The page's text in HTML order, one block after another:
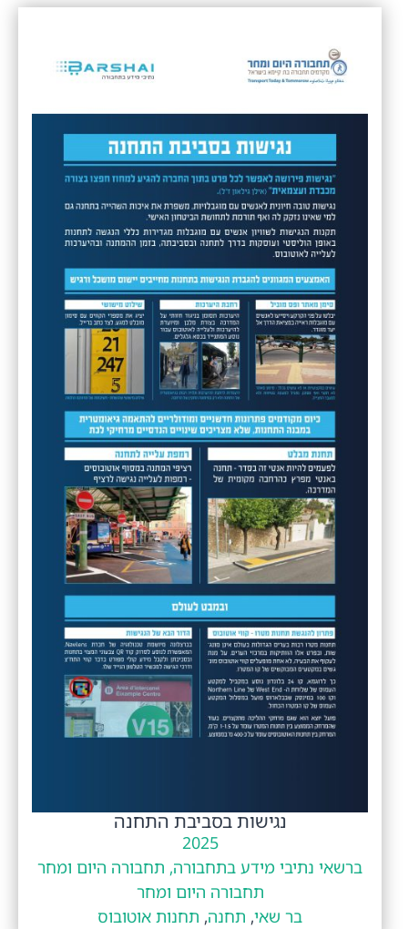
נגישות בסביבת התחנה
2025
ברשאי נתיבי מידע בתחבורה, תחבורה היום ומחר
תחבורה היום ומחר
בר שאי, תחנה, תחנות אוטובוס